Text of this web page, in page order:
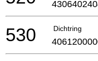
Dichtring
530